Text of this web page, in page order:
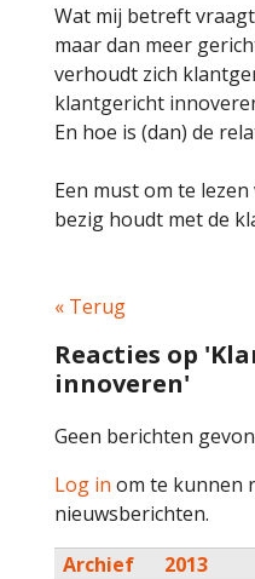
Wat mij betreft
maar dan meer
verhoudt zich
klantgericht
En hoe is (dan) de
Een must om te
bezig houdt met de
« Terug
Reacties op
innoveren'
Geen berichten
Log in om te kunnen
nieuwsberichten.
Archief
2013